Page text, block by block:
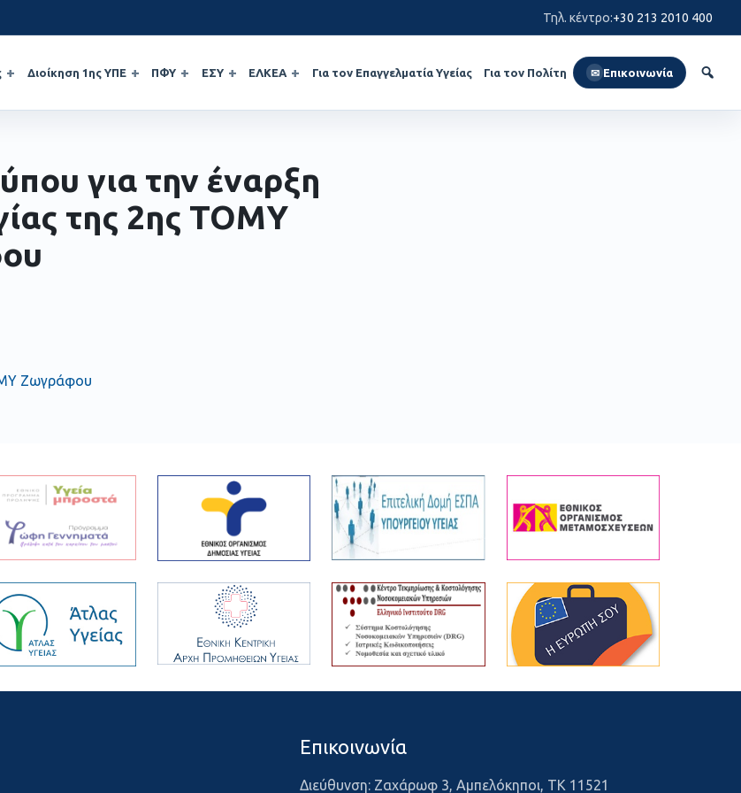
Τηλ. κέντρο:+30 213 2010 400
Διοίκηση 1ης ΥΠΕ ΠΦΥ ΕΣΥ ΕΛΚΕΑ Για τον Επαγγελματία Υγείας Για τον Πολίτη ✉ Επικοινωνία
για την έναρξη
της 2ης ΤΟΜΥ
Ζωγράφου
Επικοινωνία
Διεύθυνση: Ζαχάρωφ 3, Αμπελόκηποι, ΤΚ 11521